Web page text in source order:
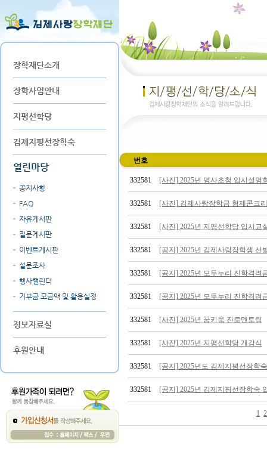
장학재단소개
장학사업안내
지평선학당
김제지평선장학숙
열린마당
공지사항
FAQ
자유게시판
질문게시판
이벤트게시판
설문조사
행사캘린더
기부금 모금액 및 활용실정
정보자료실
후원안내
번호
332581 [사진] 2025년 명사초청 입시설명
332581 [사진] 김제사랑장학금 형제콘크
332581 [사진] 2025년 지평선학당 입시교
332581 [공지] 2025년 김제사랑장학생 선
332581 [공지] 2025년 모두누리 진학격려
332581 [공지] 2025년 모두누리 진학격려
332581 [사진] 2025년 꿈키움 진로멘토링
332581 [사진] 2025년 지평선학당 개강식
332581 [공지] 2025년도 김제지평선장학
332581 [공지] 2025년 김제지평선장학숙
1 2